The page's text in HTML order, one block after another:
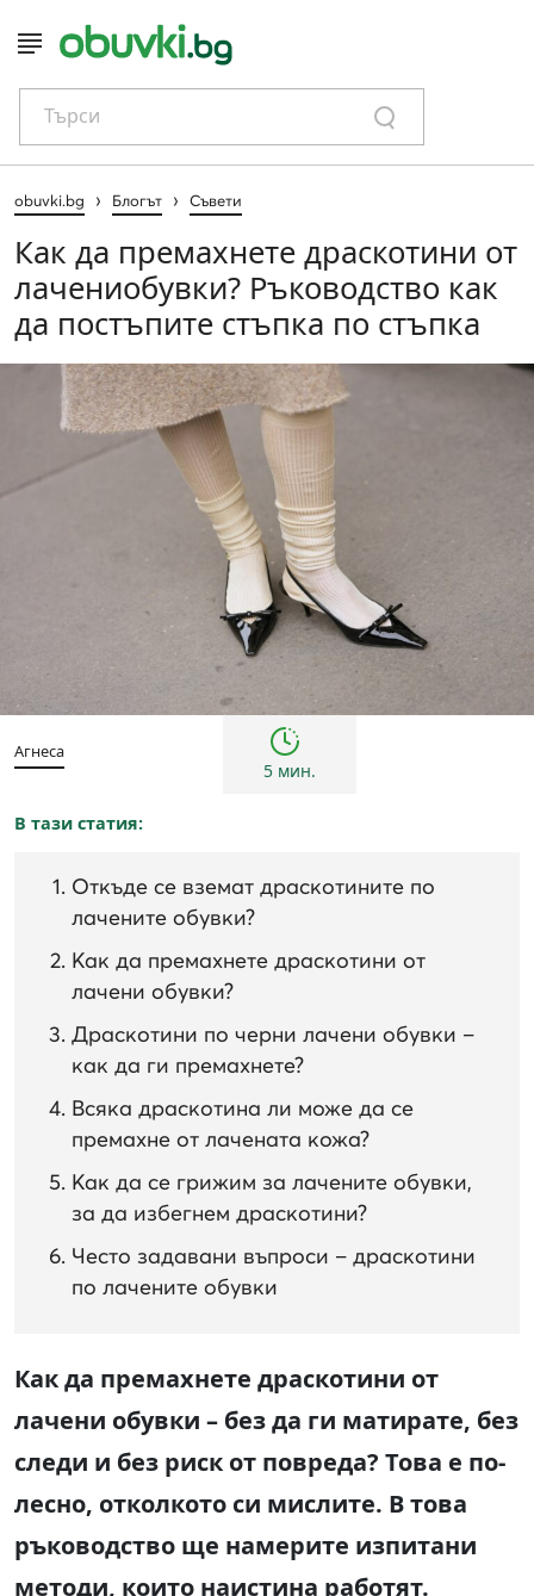
Търси
obuvki.bg › Блогът › Съвети
Как да премахнете драскотини от
лачениобувки? Ръководство как
да постъпите стъпка по стъпка
Агнеса
5 мин.
В тази статия:
Откъде се вземат драскотините по
лачените обувки?
Как да премахнете драскотини от
лачени обувки?
Драскотини по черни лачени обувки –
как да ги премахнете?
Всяка драскотина ли може да се
премахне от лачената кожа?
Как да се грижим за лачените обувки,
за да избегнем драскотини?
Често задавани въпроси – драскотини
по лачените обувки
Как да премахнете драскотини от
лачени обувки – без да ги матирате, без
следи и без риск от повреда? Това е по-
лесно, отколкото си мислите. В това
ръководство ще намерите изпитани
методи, които наистина работят.